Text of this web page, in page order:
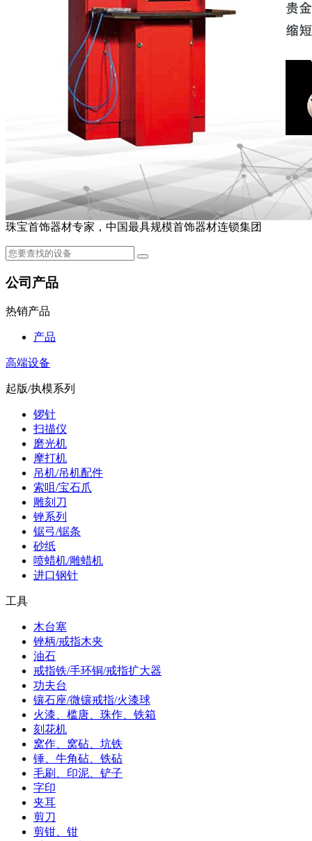
珠宝首饰器材专家，中国最具规模首饰器材连锁集团
公司产品
热销产品
产品
高端设备
起版/执模系列
锣针
扫描仪
磨光机
摩打机
吊机/吊机配件
索咀/宝石爪
雕刻刀
锉系列
锯弓/锯条
砂纸
喷蜡机/雕蜡机
进口钢针
工具
木台塞
锉柄/戒指木夹
油石
戒指铁/手环铜/戒指扩大器
功夫台
镶石座/微镶戒指/火漆球
火漆、槛唐、珠作、铁箱
刻花机
窝作、窝砧、坑铁
锤、牛角砧、铁砧
毛刷、印泥、铲子
字印
夹耳
剪刀
剪钳、钳